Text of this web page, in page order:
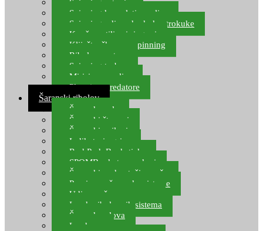
Spinning setovi
Spinning kompleti varalica
Spinning udice, dvokuke, trokuke
Kopče, vrtilice i ringovi
Kliješta, škare za spinning
Ribolov pastrve
Spinning torbe
Mirisi za varalice
Plovci za predatore
Šaranski ribolov
Šaranske role
Šaranski štapovi
Šaranski najloni
Indikatori ugriza
Rod Pod, Banksticks
SPOMB rakete, markeri
Šaranski podmetači, mreže
Pernice za šaranske sisteme
Udice za šarana, amura
Izrada ribolovnih sistema
Šaranska olova
Leadcore